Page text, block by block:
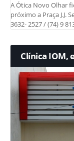
A Ótica Novo Olhar
próximo a Praça J.J.
3632- 2527 / (74) 9
Clínica IOM,